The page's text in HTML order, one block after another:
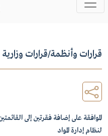
قرارات وأنظمة/قرارات وزارية
الموافقة على إضافة فقرتين إلى
لنظام إدارة المواد